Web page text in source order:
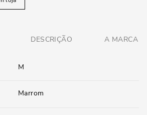
DESCRIÇÃO A MARCA
M
Marrom